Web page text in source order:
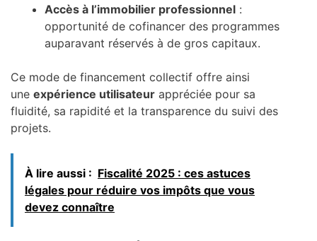
Accès à l’immobilier professionnel :
opportunité de cofinancer des programmes
auparavant réservés à de gros capitaux.
Ce mode de financement collectif offre ainsi
une expérience utilisateur appréciée pour sa
fluidité, sa rapidité et la transparence du suivi des
projets.
À lire aussi : Fiscalité 2025 : ces astuces
légales pour réduire vos impôts que vous
devez connaître